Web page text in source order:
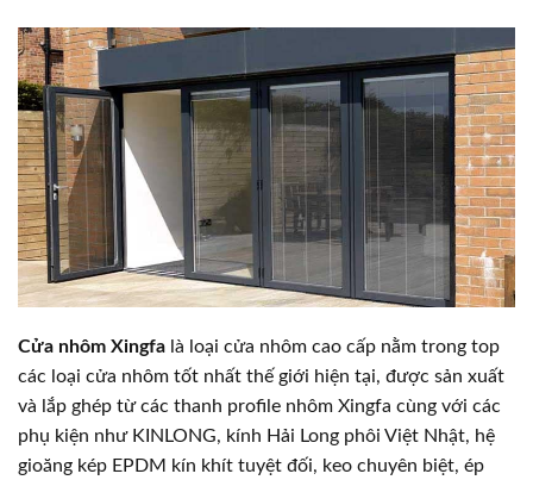
Cửa nhôm Xingfa là loại cửa nhôm cao cấp nằm trong top
các loại cửa nhôm tốt nhất thế giới hiện tại, được sản xuất
và lắp ghép từ các thanh profile nhôm Xingfa cùng với các
phụ kiện như KINLONG, kính Hải Long phôi Việt Nhật, hệ
gioăng kép EPDM kín khít tuyệt đối, keo chuyên biệt, ép